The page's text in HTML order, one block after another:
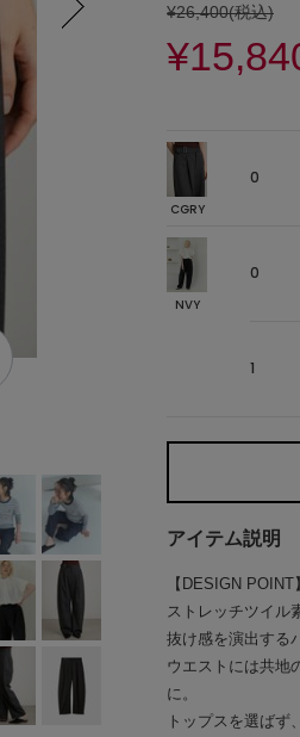
¥26,400(税込)
CGRY
0
NVY
0
1
アイテム説明
【DESIGN POINT】
ストレッチツイル
抜け感を演出する
ウエストには共地
に。
トップスを選ばず